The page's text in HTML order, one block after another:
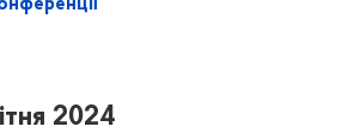
2024